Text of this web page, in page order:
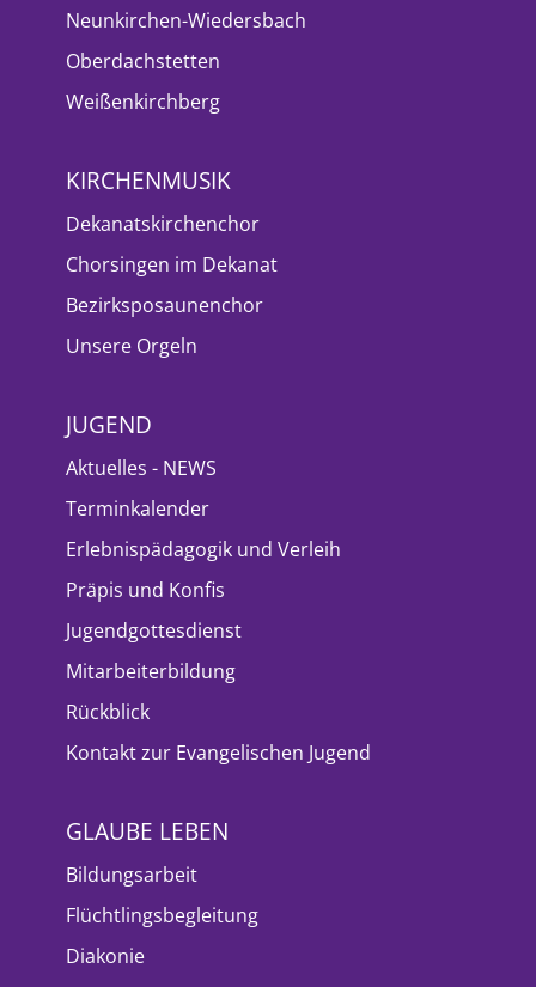
Neunkirchen-Wiedersbach
Oberdachstetten
Weißenkirchberg
KIRCHENMUSIK
Dekanatskirchenchor
Chorsingen im Dekanat
Bezirksposaunenchor
Unsere Orgeln
JUGEND
Aktuelles - NEWS
Terminkalender
Erlebnispädagogik und Verleih
Präpis und Konfis
Jugendgottesdienst
Mitarbeiterbildung
Rückblick
Kontakt zur Evangelischen Jugend
GLAUBE LEBEN
Bildungsarbeit
Flüchtlingsbegleitung
Diakonie